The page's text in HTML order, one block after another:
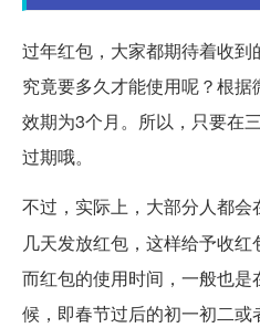
过年红包，大家都期待着收到
究竟要多久才能使用呢？根
效期为3个月。所以，只要在
过期哦。
不过，实际上，大部分人都会
几天发放红包，这样给予收红
而红包的使用时间，一般也
候，即春节过后的初一初二